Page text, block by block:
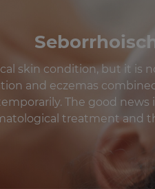
skin condition, but it is
and eczemas
The good
treatment and